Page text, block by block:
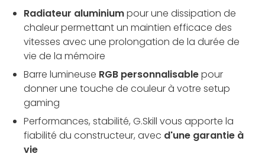
Radiateur aluminiumpour une dissipation de
chaleur permettant un maintien efficace des
vitesses avec une prolongation de la durée de
vie de la mémoire
Barre lumineuse RGB personnalisablepour
donner une touche de couleur à votre setup
gaming
Performances, stabilité, G.Skill vous apporte la
fiabilité du constructeur, avec d'une garantie à
vie